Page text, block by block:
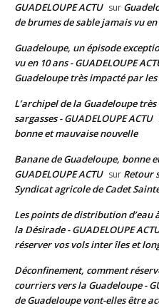
GUADELOUPE ACTU sur
de brumes de sable jamais vu en
Guadeloupe, un épisode
vu en 10 ans - GUADELOUPE
Guadeloupe très impacté par les
L’archipel de la Guadeloupe
sargasses - GUADELOUPE ACTU
bonne et mauvaise nouvelle
Banane de Guadeloupe, bonne
GUADELOUPE ACTU sur Retour
Syndicat agricole de Cadet
Les points de distribution d’eau
la Désirade - GUADELOUPE
réserver vos vols inter îles et
Déconfinement, comment
courriers vers la Guadeloupe -
de Guadeloupe vont-elles être